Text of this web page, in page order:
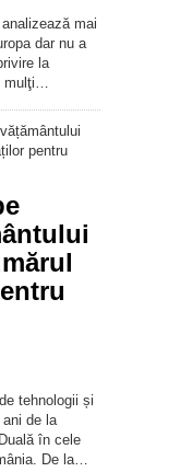
mai
dar nu a
la
tehnologii și
de la
în cele
De la…